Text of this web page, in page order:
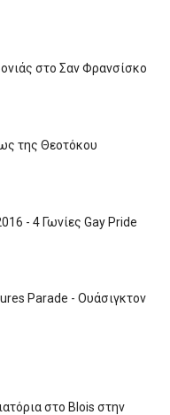
στο Σαν Φρανσίσκο
της Θεοτόκου
- 4 Γωνίες Gay Pride
Parade - Ουάσιγκτον
στο Blois στην